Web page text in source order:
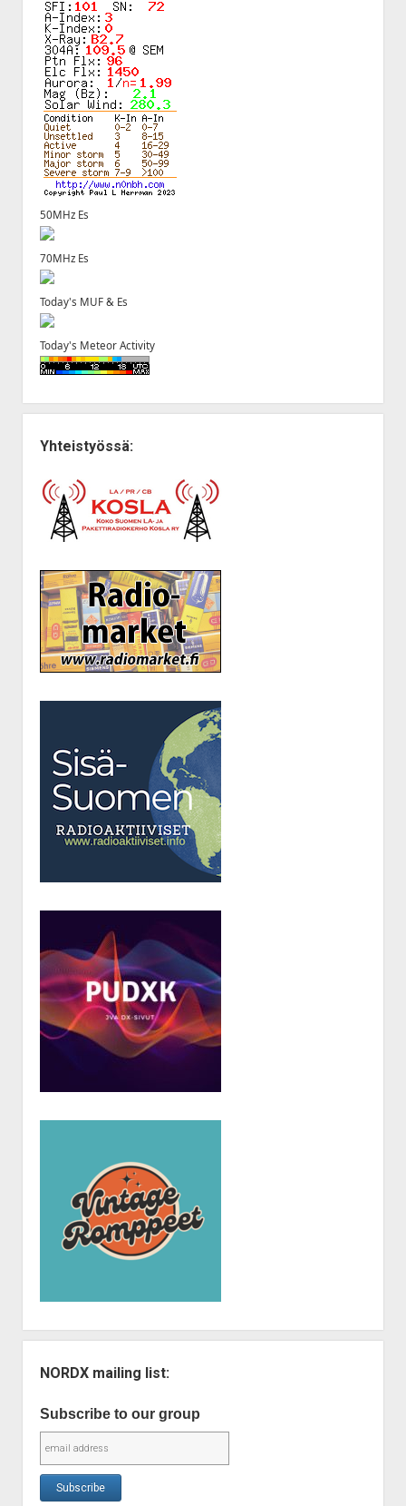
50MHz Es
70MHz Es
Today's MUF & Es
Today's Meteor Activity
Yhteistyössä:
NORDX mailing list:
Subscribe to our group